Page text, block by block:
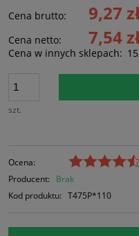
Cena brutto: 9,27
Cena netto: 7,54
Cena w innych sklepach:
szt.
Ocena:
Producent:
Brak
Kod produktu: T475P*110